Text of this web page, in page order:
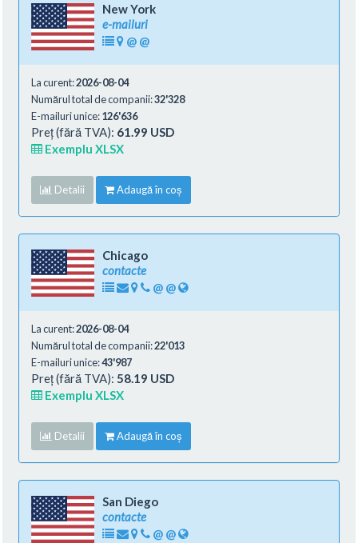
New York
e-mailuri
@ @
La curent:2026-08-04
Numărul total de companii:32'328
E-mailuri unice:126'636
Preț (fără TVA): 61.99 USD
Exemplu XLSX
Detalii Adaugă în coș
Chicago
contacte
@ @
La curent:2026-08-04
Numărul total de companii:22'013
E-mailuri unice:43'987
Preț (fără TVA): 58.19 USD
Exemplu XLSX
Detalii Adaugă în coș
San Diego
contacte
@ @